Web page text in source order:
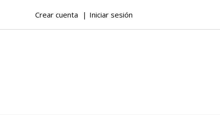
Crear cuenta Iniciar sesión